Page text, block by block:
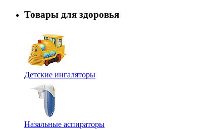
Товары для здоровья
Детские ингаляторы
Назальные аспираторы